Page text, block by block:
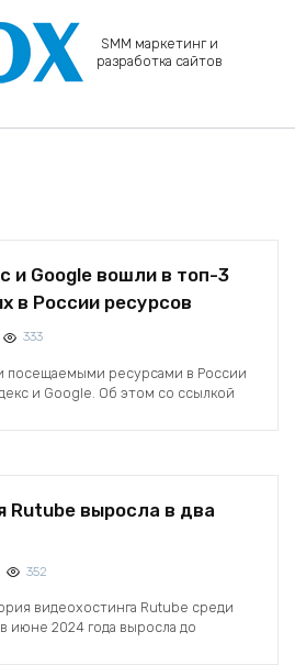
SMM маркетинг и
разработка сайтов
и Google вошли в топ-3
в России ресурсов
333
посещаемыми ресурсами в России
и Google. Об этом со ссылкой
Rutube выросла в два
352
видеохостинга Rutube среди
июне 2024 года выросла до